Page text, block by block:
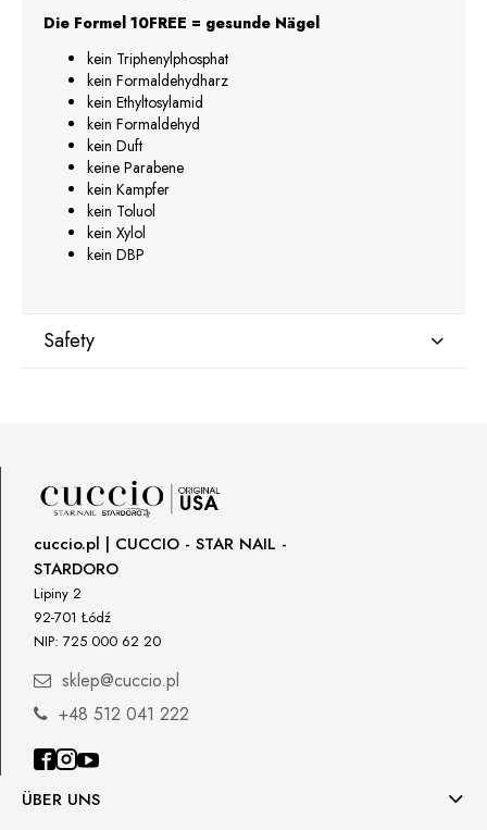
Die Formel 10FREE = gesunde Nägel
kein Triphenylphosphat
kein Formaldehydharz
kein Ethyltosylamid
kein Formaldehyd
kein Duft
keine Parabene
kein Kampfer
kein Toluol
kein Xylol
kein DBP
Safety
29120 Avenue Paine, Stany Zjednoczone
lcenteno@cuccio.com
800 762 6245
Responsible person in the EU
Petar Bangeev
Chakalitsa 2A
+359887430661
Importer
P.H. NEXT Maciej Wojnarowski
ÜBER UNS
cuccio.pl | CUCCIO - STAR NAIL -
STARDORO
Lipiny 2
92-701 Łódź
NIP: 725 000 62 20
sklep@cuccio.pl
+48 512 041 222